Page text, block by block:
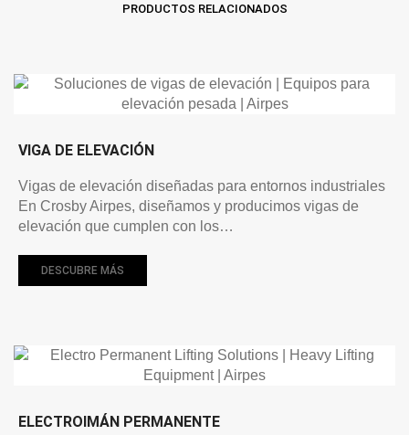
PRODUCTOS RELACIONADOS
VIGA DE ELEVACIÓN
Vigas de elevación diseñadas para entornos industriales
En Crosby Airpes, diseñamos y producimos vigas de
elevación que cumplen con los…
DESCUBRE MÁS
ELECTROIMÁN PERMANENTE